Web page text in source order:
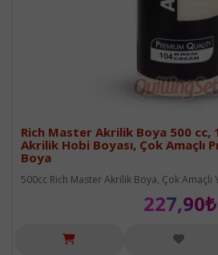
Rich Master Akrilik Boya 500 cc,
Akrilik Hobi Boyası, Çok Amaçlı
Boya
500cc Rich Master Akrilik Boya, Çok Amaçlı
227,90₺